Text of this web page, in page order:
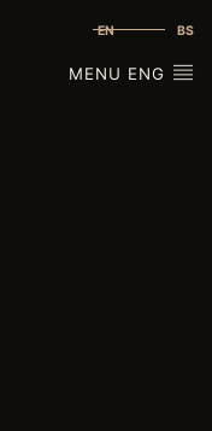
EN BS
MENU ENG